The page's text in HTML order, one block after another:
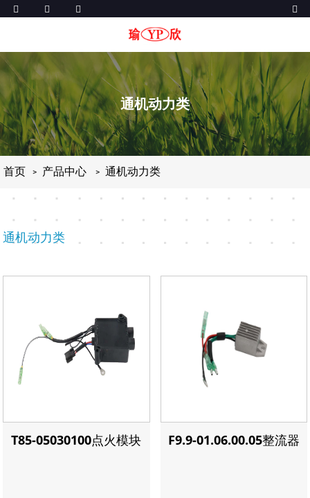
通机动力类
首页 产品中心 通机动力类
通机动力类
T85-05030100点火模块 F9.9-01.06.00.05整流器